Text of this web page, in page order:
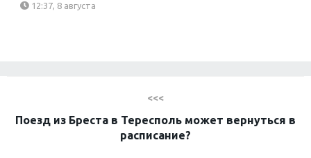
12:37, 8 августа
<<<
Поезд из Бреста в Тересполь может вернуться в
расписание?